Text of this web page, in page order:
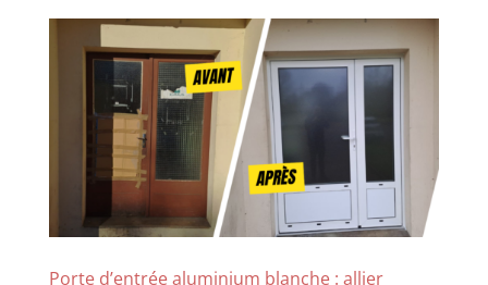
Porte d’entrée aluminium blanche : allier